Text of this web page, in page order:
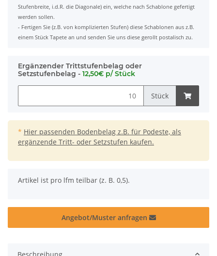
Stufenbreite, i.d.R. die Diagonale) ein, welche nach Schablone gefertigt
werden sollen.
- Fertigen Sie (z.B. von komplizierten Stufen) diese Schablonen aus z.B.
einem Stück Tapete an und senden Sie uns diese gerollt postalisch zu.
Ergänzender Trittstufenbelag oder
Setzstufenbelag - 12,50€ p/ Stück
Stück
* Hier passenden Bodenbelag z.B. für Podeste, als
ergänzende Tritt- oder Setzstufen kaufen.
x
Artikel ist pro lfm teilbar (z. B. 0,5).
Angebot/Muster anfragen